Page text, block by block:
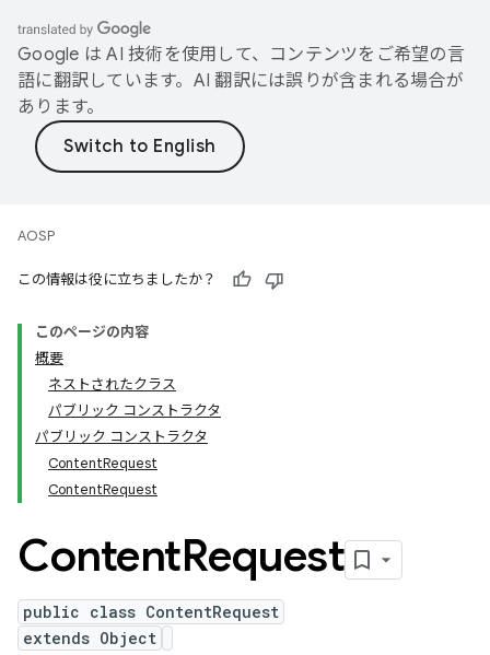
Google は AI 技術を使用して、コンテンツをご希望の言
語に翻訳しています。AI 翻訳には誤りが含まれる場合が
あります。
AOSP
この情報は役に立ちましたか？
このページの内容
概要
ネストされたクラス
パブリック コンストラクタ
パブリック コンストラクタ
ContentRequest
ContentRequest
ContentRequest
public class ContentRequest
extends Object